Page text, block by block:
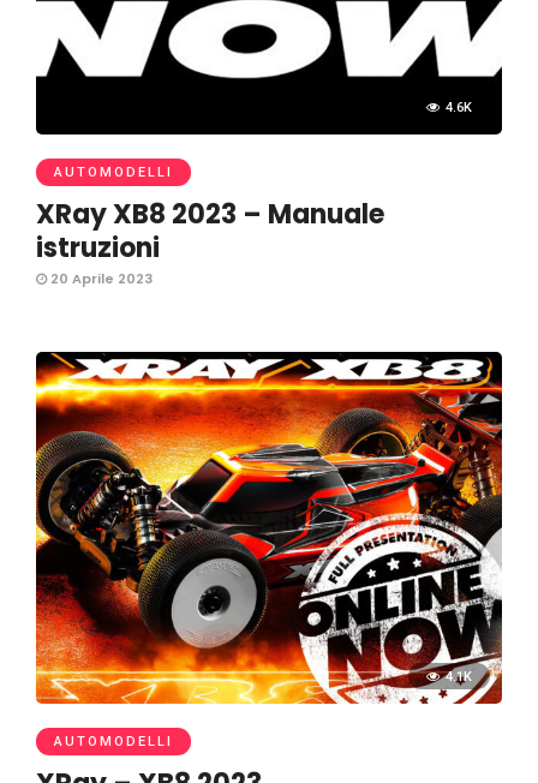
4.6K
AUTOMODELLI
XRay XB8 2023 – Manuale
istruzioni
20 Aprile 2023
4.1K
AUTOMODELLI